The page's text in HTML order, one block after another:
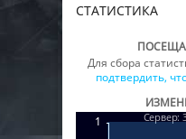
СТАТИСТИКА
Для сбора
подтвердить,